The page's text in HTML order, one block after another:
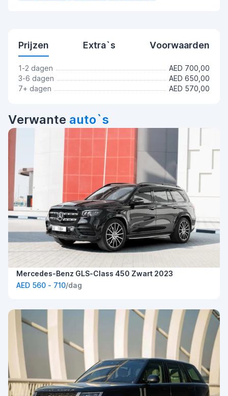
Prijzen Extra`s Voorwaarden
1-2 dagen
AED 700,00
3-6 dagen
AED 650,00
7+ dagen
AED 570,00
Verwante auto`s
Mercedes-Benz GLS-Class 450 Zwart 2023
AED 560 - 710/dag